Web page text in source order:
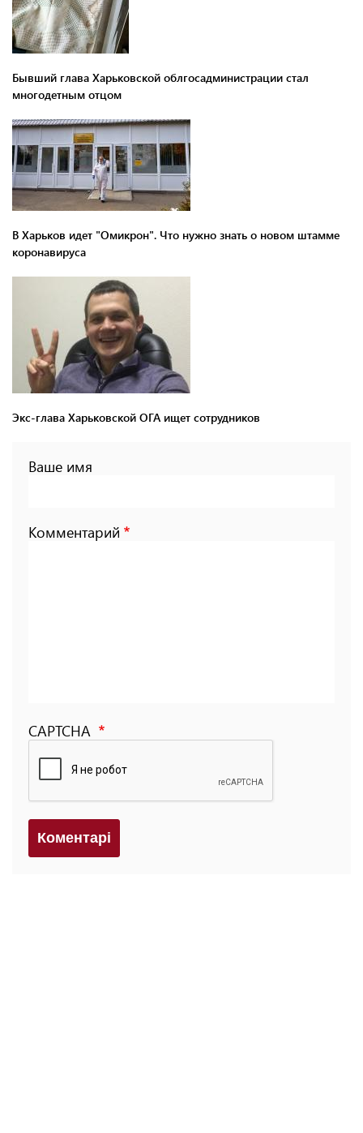
Бывший глава Харьковской облгосадминистрации стал
многодетным отцом
В Харьков идет "Омикрон". Что нужно знать о новом штамме
коронавируса
Экс-глава Харьковской ОГА ищет сотрудников
Ваше имя
Комментарий
CAPTCHA
Коментарi